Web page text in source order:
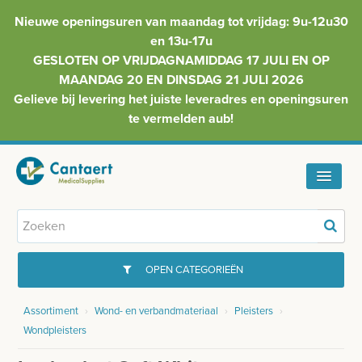
Nieuwe openingsuren van maandag tot vrijdag: 9u-12u30
en 13u-17u
GESLOTEN OP VRIJDAGNAMIDDAG 17 JULI EN OP
MAANDAG 20 EN DINSDAG 21 JULI 2026
Gelieve bij levering het juiste leveradres en openingsuren
te vermelden aub!
HOME
INFO
OPEN CATEGORIEËN
GYNAECOLOGIE
Assortiment › Wond- en verbandmateriaal › Pleisters ›
Wondpleisters